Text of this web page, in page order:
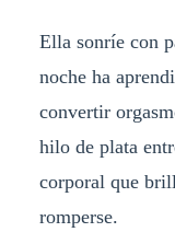
Ella sonríe con
noche ha
convertir
hilo de plata
corporal que
romperse.